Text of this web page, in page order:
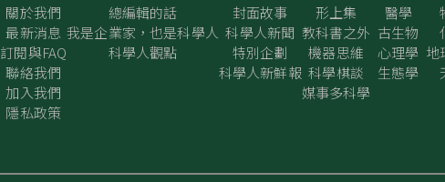
關於我們
最新消息
訂閱與FAQ
聯絡我們
加入我們
隱私政策
總編輯的話
我是企業家，也是科學人
科學人觀點
封面故事
科學人新聞
特別企劃
科學人新鮮報
形上集
教科書之外
機器思維
科學棋談
媒事多科學
醫學
古生物
心理學
生態學
地